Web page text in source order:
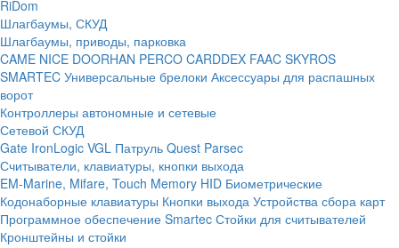
RiDom
Шлагбаумы, СКУД
Шлагбаумы, приводы, парковка
CAME NICE DOORHAN PERCO CARDDEX FAAC SKYROS
SMARTEC Универсальные брелоки Аксессуары для распашных
ворот
Контроллеры автономные и сетевые
Сетевой СКУД
Gate IronLogic VGL Патруль Quest Parsec
Считыватели, клавиатуры, кнопки выхода
EM-Marine, Mifare, Touch Memory HID Биометрические
Кодонаборные клавиатуры Кнопки выхода Устройства сбора карт
Программное обеспечение Smartec Стойки для считывателей
Кронштейны и стойки